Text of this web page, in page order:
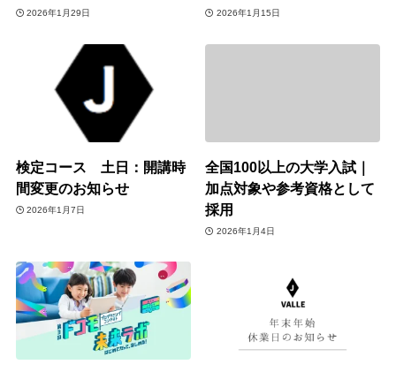
2026年1月29日 2026年1月15日
検定コース 土日：開講時
間変更のお知らせ
2026年1月7日
全国100以上の大学入試｜
加点対象や参考資格として
採用
2026年1月4日